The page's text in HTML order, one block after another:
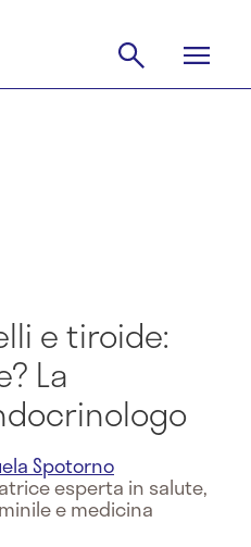
e tiroide:
La
Spotorno
esperta in salute,
e medicina